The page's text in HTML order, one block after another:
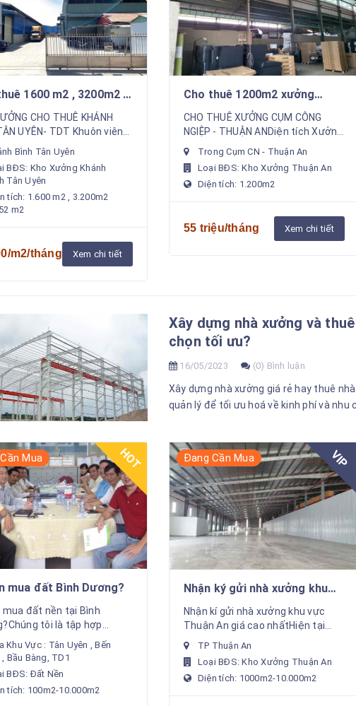
1600 m2 , 3200m2 ,
xưởng khánh bình tân
CHO THUÊ KHÁNH
UYÊN- TDT Khuôn viên
DT Xưởng 1.2 :
X 2 = 3200m2- Binh điện :
dùng chung- Văn phòng
Bình Tân Uyên
BĐS: Kho Xưởng Khánh
Tân Uyên
tích: 1.600 m2 , 3.200m2
m2
m2/tháng Xem chi tiết
Cho thuê 1200m2 xưởng
trong Cụm CN Thuận An
CHO THUÊ XƯỞNG CỤM CÔNG
NGIỆP - THUẬN ANDiện tích Xưởng
Sản Xuất : 1200 m2Văn phòng
làm việc : 30 m2Có đầy đủ nhà
xe, phòng ...
Trong Cụm CN - Thuận An
Loại BĐS: Kho Xưởng Thuận An
Diện tích: 1.200m2
55 triệu/tháng Xem chi tiết
Xây dựng nhà xưởng và
chọn tối ưu?
16/05/2023 (0) Bình luận
Xây dựng nhà xưởng giá rẻ hay thuê
quản lý để tối ưu hoá về kinh phí và nhu
Mua HOT
Ai cần mua đất Bình Dương?
mua đất nền tại Bình
tôi là tập hợp
nhà kinh doanh bất động
năm và đặc biệt yêu thích
Bình Dương. Câu lạc bộ...
Khu Vực : Tân Uyên , Bến
, Bầu Bàng, TD1
BĐS: Đất Nền
tích: 100m2-10.000m2
Đang Cần Mua VIP
Nhận ký gửi nhà xưởng khu
vực Thuận An giá cao nhất
Nhận kí gửi nhà xưởng khu vực
Thuận An giá cao nhấtHiện tại
công ty chúng tôi đang có nguồn
số lượng lớn khách hàng nước
ngoài đến từ Nhật Bản, Hàn Qu...
TP Thuận An
Loại BĐS: Kho Xưởng Thuận An
Diện tích: 1000m2-10.000m2